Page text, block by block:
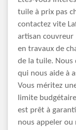
tuile à prix pas
contactez vite
artisan couvreur
en travaux de
de la tuile. Nous
qui nous aide à
Vous méritez
limite
est prêt à
nous appeler ou